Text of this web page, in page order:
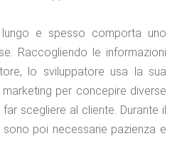
e spesso comporta uno
Raccogliendo le informazioni
lo sviluppatore usa la sua
per concepire diverse
scegliere al cliente. Durante il
poi necessarie pazienza e